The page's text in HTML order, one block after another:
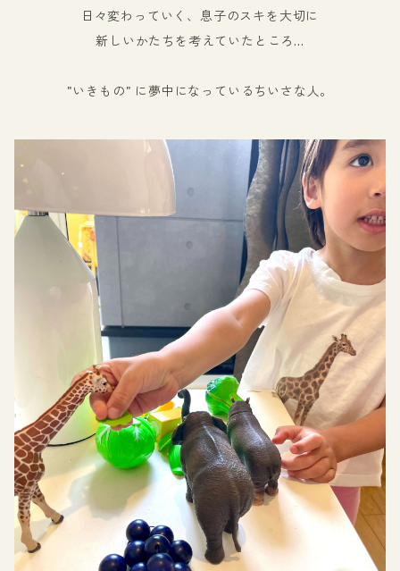
日々変わっていく、息子のスキを大切に
新しいかたちを考えていたところ...
"いきもの" に夢中になっているちいさな人。